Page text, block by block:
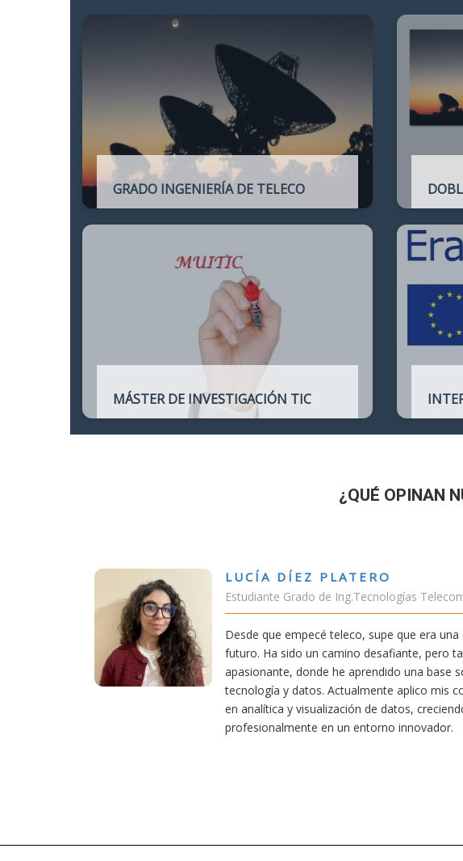
GRADO INGENIERÍA DE TELECO
MÁSTER DE INVESTIGACIÓN TIC
¿QUÉ OPINAN
PLATERO
de Ing.Tecnologías Telecomunicación
teleco, supe que era una carrera de
un camino desafiante, pero también
he aprendido una base sólida en
Actualmente aplico mis conocimientos
VÍCTOR
Estudiante
Estudiar
conectividad
exige
actividades
convencido
mejores